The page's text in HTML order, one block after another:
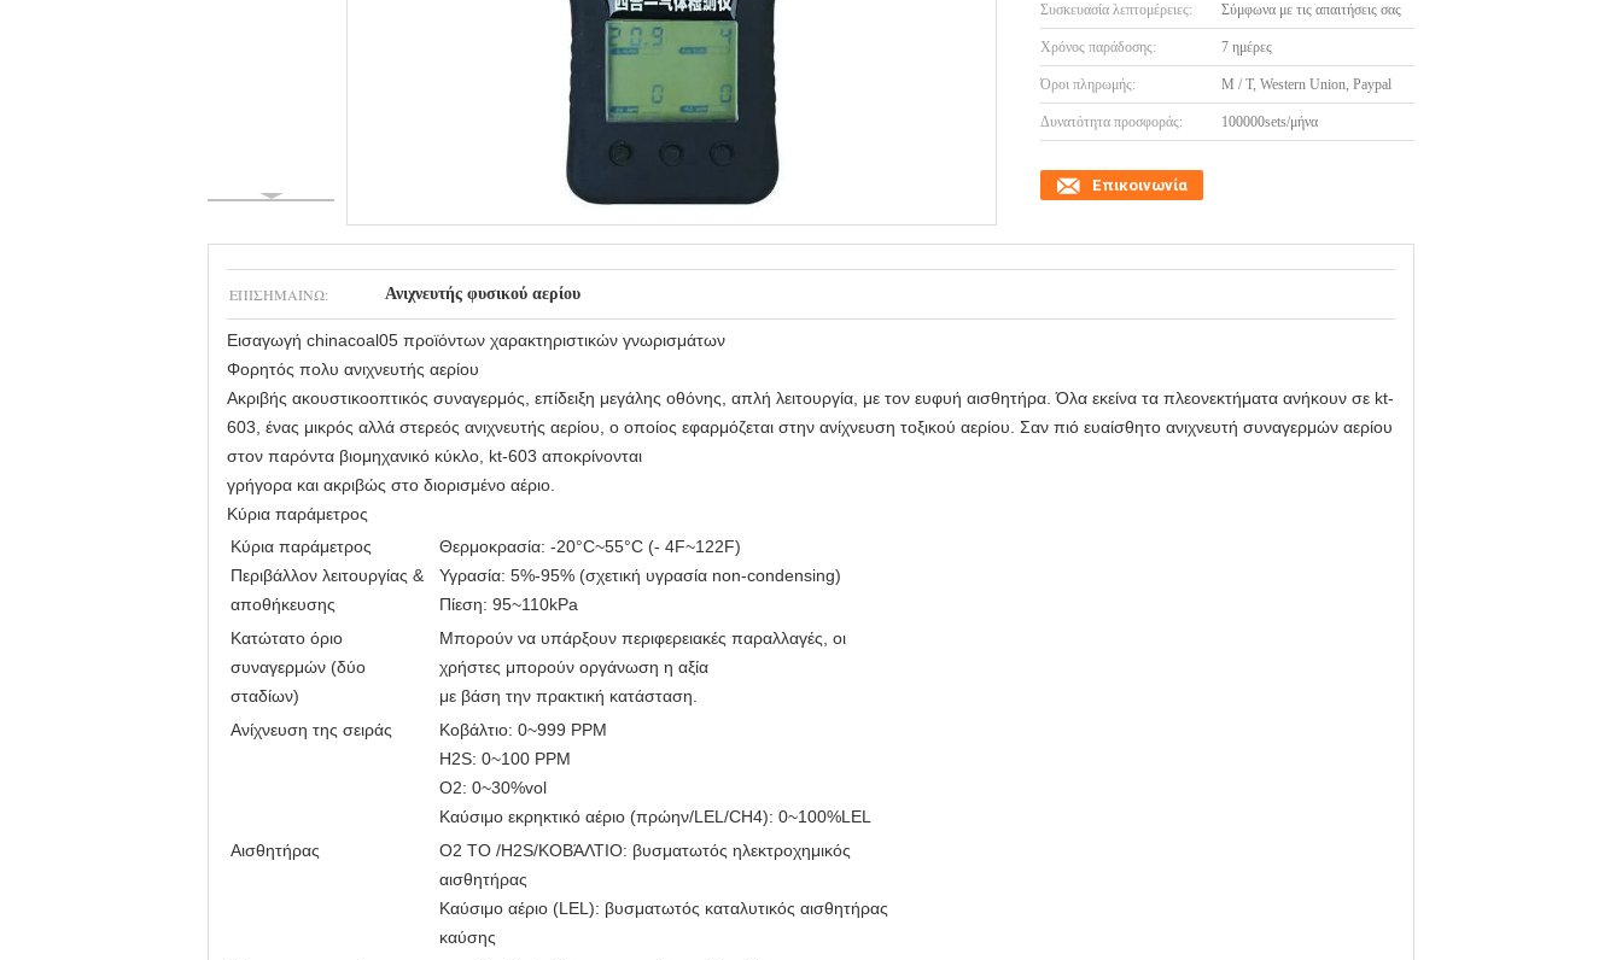
Συσκευασία λεπτομέρειες: Σύμφωνα με τις απαιτήσεις σας
Χρόνος παράδοσης: 7 ημέρες
Όροι πληρωμής: Μ / Τ, Western Union, Paypal
Δυνατότητα προσφοράς: 100000sets/μήνα
Επικοινωνία
ΕΠΙΣΗΜΑΊΝΩ: Ανιχνευτής φυσικού αερίου
Εισαγωγή chinacoal05 προϊόντων χαρακτηριστικών γνωρισμάτων
Φορητός πολυ ανιχνευτής αερίου
Ακριβής ακουστικοοπτικός συναγερμός, επίδειξη μεγάλης οθόνης, απλή λειτουργία, με τον ευφυή αισθητήρα. Όλα εκείνα τα πλεονεκτήματα ανήκουν σε kt-
603, ένας μικρός αλλά στερεός ανιχνευτής αερίου, ο οποίος εφαρμόζεται στην ανίχνευση τοξικού αερίου. Σαν πιό ευαίσθητο ανιχνευτή συναγερμών αερίου
στον παρόντα βιομηχανικό κύκλο, kt-603 αποκρίνονται
γρήγορα και ακριβώς στο διορισμένο αέριο.
Κύρια παράμετρος
Κύρια παράμετρος
Περιβάλλον λειτουργίας &
αποθήκευσης
Θερμοκρασία: -20°C~55°C (- 4F~122F)
Υγρασία: 5%-95% (σχετική υγρασία non-condensing)
Πίεση: 95~110kPa
Κατώτατο όριο
συναγερμών (δύο
σταδίων)
Μπορούν να υπάρξουν περιφερειακές παραλλαγές, οι
χρήστες μπορούν οργάνωση η αξία
με βάση την πρακτική κατάσταση.
Ανίχνευση της σειράς
Κοβάλτιο: 0~999 PPM
H2S: 0~100 PPM
Ο2: 0~30%vol
Καύσιμο εκρηκτικό αέριο (πρώην/LEL/CH4): 0~100%LEL
Αισθητήρας
Ο2 ΤΟ /H2S/ΚΟΒΆΛΤΙΟ: βυσματωτός ηλεκτροχημικός
αισθητήρας
Καύσιμο αέριο (LEL): βυσματωτός καταλυτικός αισθητήρας
καύσης